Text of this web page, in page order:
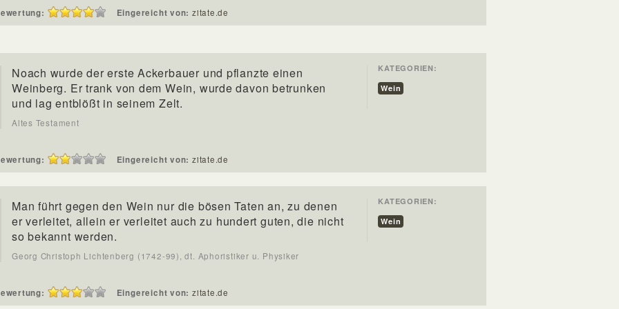
Eingereicht von: zitate.de
Noach wurde der erste Ackerbauer und pflanzte einen
Weinberg. Er trank von dem Wein, wurde davon betrunken
und lag entblößt in seinem Zelt.
Altes Testament
KATEGORIEN:
Wein
Eingereicht von: zitate.de
Man führt gegen den Wein nur die bösen Taten an, zu denen
er verleitet, allein er verleitet auch zu hundert guten, die nicht
so bekannt werden.
Georg Christoph Lichtenberg (1742-99), dt. Aphoristiker u. Physiker
KATEGORIEN:
Wein
Eingereicht von: zitate.de